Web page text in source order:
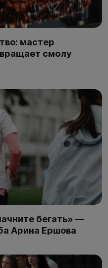
мастер
смолу
бегать» —
Арина Ершова